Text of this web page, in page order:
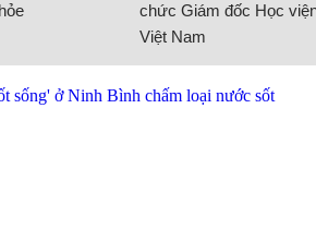
chức Giám đốc Học
Việt Nam